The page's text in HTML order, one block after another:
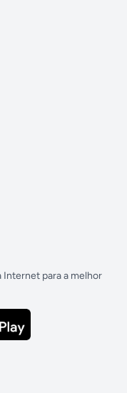
Internet para a melhor